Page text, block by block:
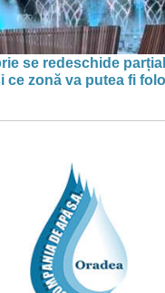
se redeschide
ce zonă va putea fi